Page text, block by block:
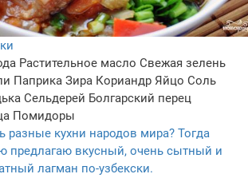
Растительное масло Свежая зелень
Паприка Зира Кориандр Яйцо Соль
Сельдерей Болгарский перец
Помидоры
разные кухни народов мира? Тогда
предлагаю вкусный, очень сытный и
лагман по-узбекски.